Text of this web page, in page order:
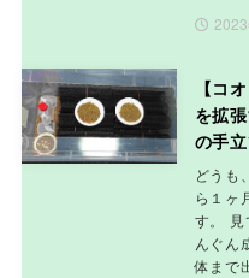
【コ
を拡
の手
どうも
ら１ヶ
す。 見
んぐん
体まで